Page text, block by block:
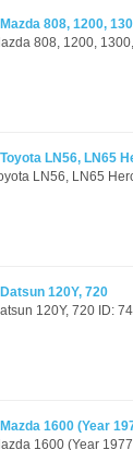
808, 1200,
808, 1200,
LN56, LN65
LN56, LN65
120Y, 720
120Y, 720 ID:
1600 (Year
1600 (Year